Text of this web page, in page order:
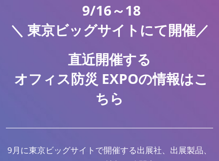
9/16～18
＼ 東京ビッグサイトにて開催／
直近開催する
オフィス防災 EXPOの情報はこ
ちら
9月に東京ビッグサイトで開催する出展社、出展製品、